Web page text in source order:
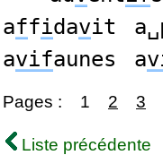
affidavit
avifaunes a
Pages : 1 2 3
Liste précédente